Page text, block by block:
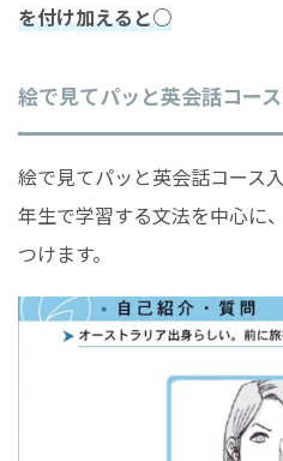
を付け加えると○
絵で見てパッと英会話コー
絵で見てパッと英会話コース
年生で学習する文法を中心に
つけます。